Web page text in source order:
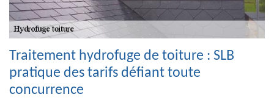
Traitement hydrofuge de toiture : SLB
pratique des tarifs défiant toute
concurrence